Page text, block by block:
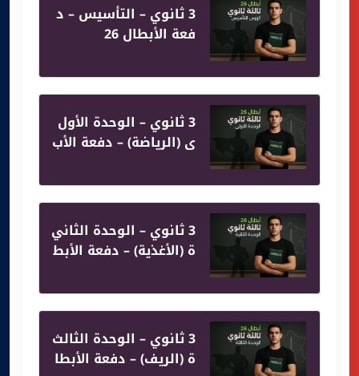
3 ثانوي – التأسيس – د
فعة الأبطال 26
3 ثانوي – الوحدة الأول
ى (الرياضة) – دفعة الأب
3 ثانوي – الوحدة الثاني
ة (الأغذية) – دفعة الأبط
3 ثانوي – الوحدة الثالث
ة (الريف) – دفعة الأبطا